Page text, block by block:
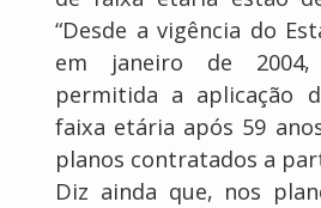
“Desde a vigência do
em janeiro de
permitida a aplicação
faixa etária após 59
planos contratados a
Diz ainda que, nos